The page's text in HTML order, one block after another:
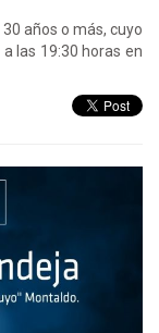
años o más, cuyo
las 19:30 horas en